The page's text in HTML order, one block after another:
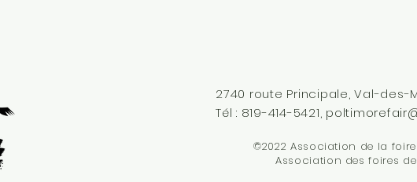
2740 route Principale, Val-des-
Tél : 819-414-5421,
©2022 Association de la
Association des foires